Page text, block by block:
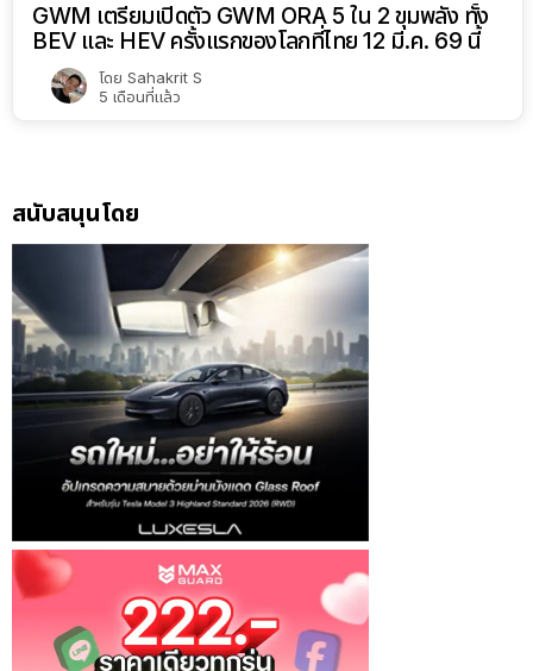
GWM เตรียมเปิดตัว GWM ORA 5 ใน 2 ขุมพลัง ทั้ง
BEV และ HEV ครั้งแรกของโลกที่ไทย 12 มี.ค. 69 นี้
โดย Sahakrit S
5 เดือนที่แล้ว
สนับสนุนโดย